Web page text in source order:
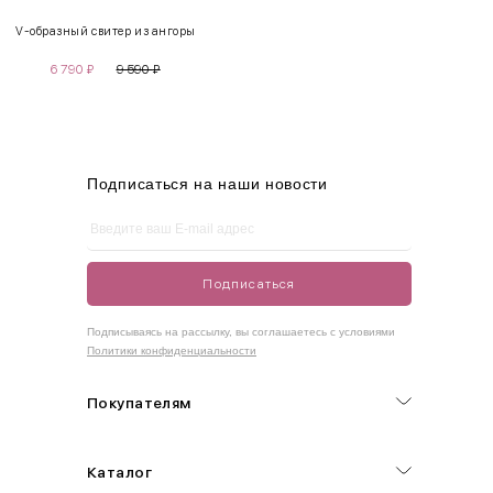
V-образный свитер из ангоры
6 790 ₽ 9 590₽
S 42-44
42-50
Как правильно себя обмерить
Измеряется по самым выступающим точкам.
Покупателям
Каталог
Подписаться на наши новости
Подписаться
Подписываясь на рассылку, вы соглашаетесь с условиями
Политики конфиденциальности